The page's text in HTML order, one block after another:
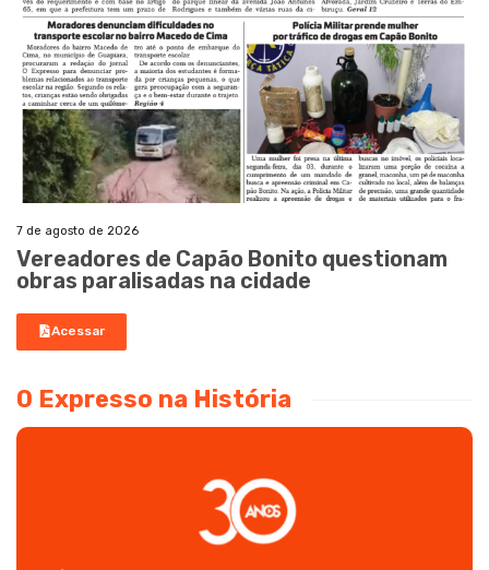
7 de agosto de 2026
Vereadores de Capão Bonito questionam
obras paralisadas na cidade
Acessar
O Expresso na História